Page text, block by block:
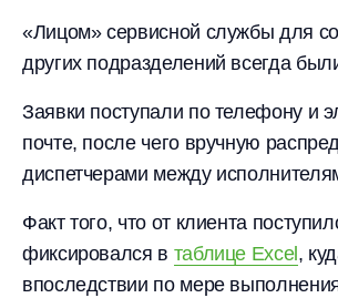
«Лицом» сервисной службы для
других подразделений всегда
Заявки поступали по телефону и
почте, после чего вручную
диспетчерами между
Факт того, что от клиента
фиксировался в таблице Excel ,
впоследствии по мере